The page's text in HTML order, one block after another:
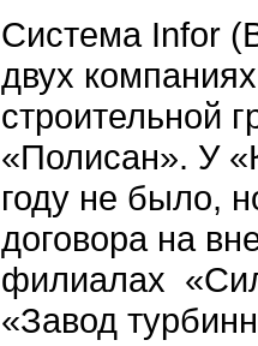
Система Infor
двух
строительной
«Полисан». У
году не было,
договора на
филиалах
«Завод